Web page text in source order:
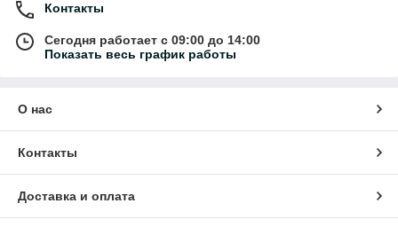
Контакты
Сегодня работает с 09:00 до 14:00
Показать весь график работы
О нас
Контакты
Доставка и оплата